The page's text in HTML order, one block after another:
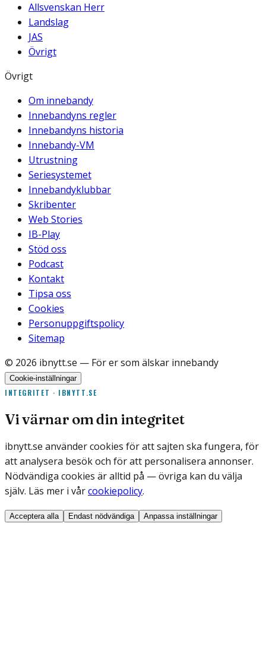
Allsvenskan Herr
Landslag
JAS
Övrigt
Övrigt
Om innebandy
Innebandyns regler
Innebandyns historia
Innebandy-VM
Utrustning
Seriesystemet
Innebandyklubbar
Skribenter
Web Stories
IB-Play
Stöd oss
Podcast
Kontakt
Tipsa oss
Cookies
Personuppgiftspolicy
Sitemap
© 2026 ibnytt.se — För er som älskar innebandy
Cookie-inställningar
INTEGRITET · IBNYTT.SE
Vi värnar om din integritet
ibnytt.se använder cookies för att sajten ska fungera, för
att analysera besök och för att personalisera annonser.
Nödvändiga cookies är alltid på — övriga kan du välja
själv. Läs mer i vårcookiepolicy.
Acceptera alla Endast nödvändiga Anpassa inställningar